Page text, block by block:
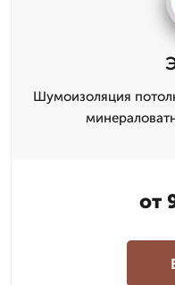
Шумоизоляция
от